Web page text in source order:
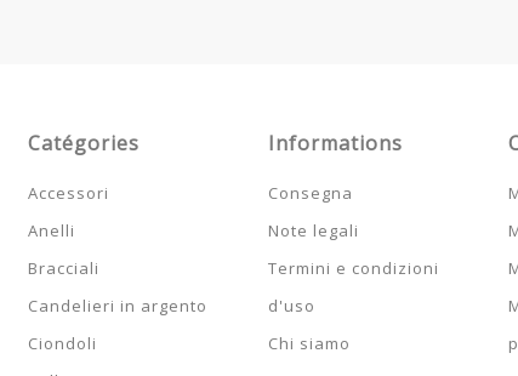
Catégories
Accessori
Anelli
Bracciali
Candelieri in argento
Ciondoli
Informations
Consegna
Note legali
Termini e condizioni
d'uso
Chi siamo